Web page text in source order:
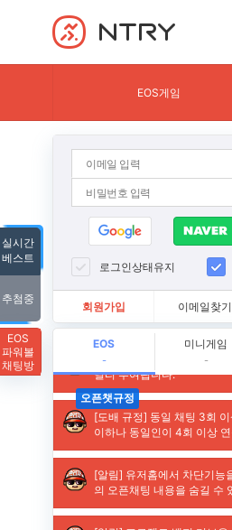
NTRY
EOS게임
로그인상태유지
회원가입 이메일찾기
EOS
-
미니게임
-
실시간
베스트
추첨중
EOS
파워볼
채팅방